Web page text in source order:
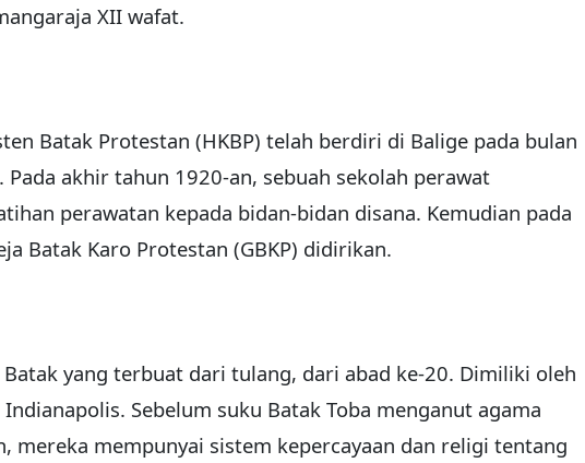
XII wafat.
Batak Protestan (HKBP) telah berdiri di Balige pada bulan
Pada akhir tahun 1920-an, sebuah sekolah perawat
perawatan kepada bidan-bidan disana. Kemudian pada
Batak Karo Protestan (GBKP) didirikan.
Batak yang terbuat dari tulang, dari abad ke-20. Dimiliki oleh
Sebelum suku Batak Toba menganut agama
mereka mempunyai sistem kepercayaan dan religi tentang